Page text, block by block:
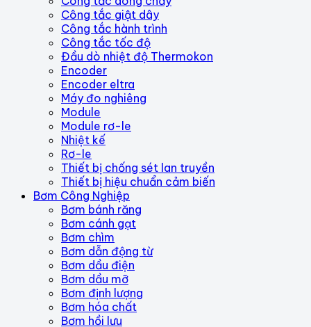
Công tắc giật dây
Công tắc hành trình
Công tắc tốc độ
Đầu dò nhiệt độ Thermokon
Encoder
Encoder eltra
Máy đo nghiêng
Module
Module rơ-le
Nhiệt kế
Rơ-le
Thiết bị chống sét lan truyền
Thiết bị hiệu chuẩn cảm biến
Bơm Công Nghiệp
Bơm bánh răng
Bơm cánh gạt
Bơm chìm
Bơm dẫn động từ
Bơm dầu điện
Bơm dầu mỡ
Bơm định lượng
Bơm hóa chất
Bơm hồi lưu